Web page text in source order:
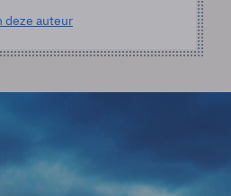
deze auteur